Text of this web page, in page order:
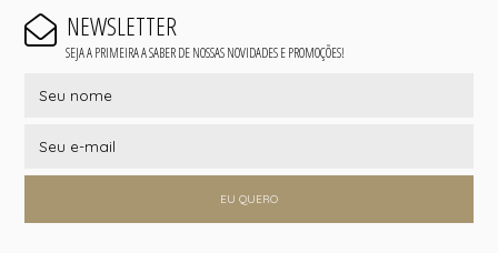
NEWSLETTER
SEJA A PRIMEIRA A SABER DE NOSSAS NOVIDADES E PROMOÇÕES!
EU QUERO